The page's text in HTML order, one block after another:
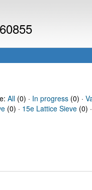
All(0) · In progress(0) ·
(0) · 15e Lattice Sieve (0) ·